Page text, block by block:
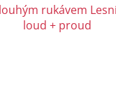
rukávem
loud + proud